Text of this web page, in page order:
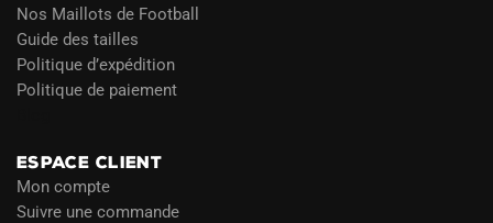
Nos Maillots de Football
Guide des tailles
Politique d’expédition
Politique de paiement
ESPACE CLIENT
Mon compte
Suivre une commande